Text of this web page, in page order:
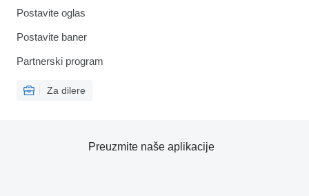
Postavite oglas
Postavite baner
Partnerski program
Za dilere
Preuzmite naše aplikacije